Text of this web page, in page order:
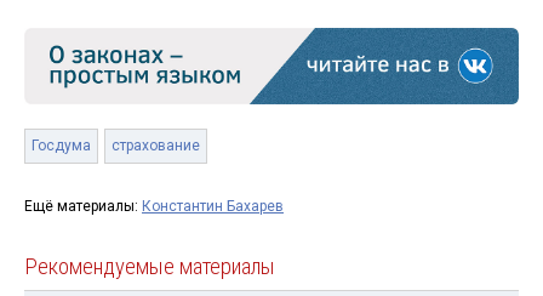
Госдума страхование
Ещё материалы: Константин Бахарев
Рекомендуемые материалы